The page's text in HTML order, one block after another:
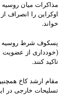
مذاکرات میان
اوکراین را انصراف
خواند.
پسکوف شرط روسیه
(خودداری از عضویت
تاکید کنند.
مقام ارشد کاخ
تسلیحات خارجی در